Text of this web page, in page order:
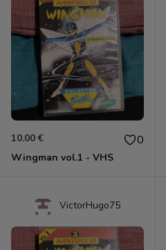
10.00 € 0
Wingman vol.1 - VHS
VictorHugo75